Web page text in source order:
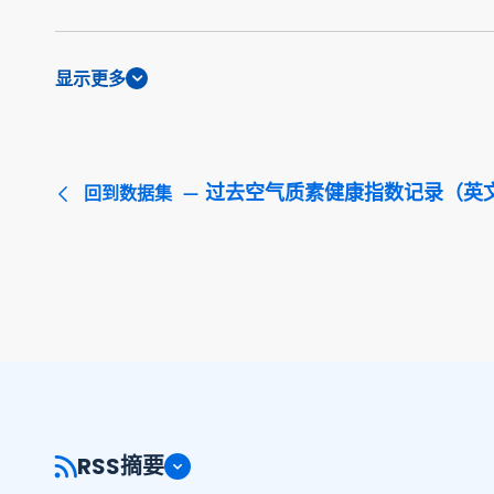
显示更多
回到数据集 过去空气质素健康指数记录（英
RSS摘要